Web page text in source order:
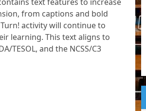
from captions and bold
activity will continue to
learning. This text aligns to
TESOL, and the NCSS/C3